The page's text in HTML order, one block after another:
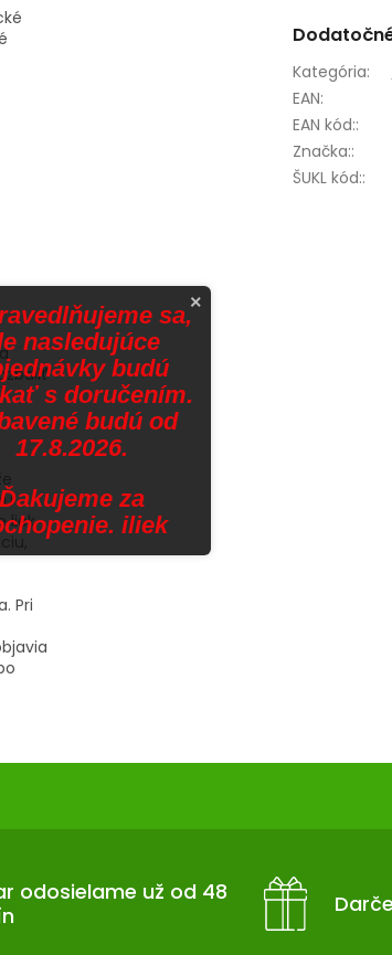
liek
Pri
Kategória:
EAN:
EAN kód::
Značka::
ŠUKL kód::
odosielame už od 48
×
sa,
nasledujúce
budú
s doručením.
budú od
17.8.2026.
Ďakujeme za
iliek